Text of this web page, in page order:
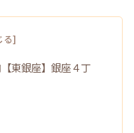
東銀座】銀座４丁